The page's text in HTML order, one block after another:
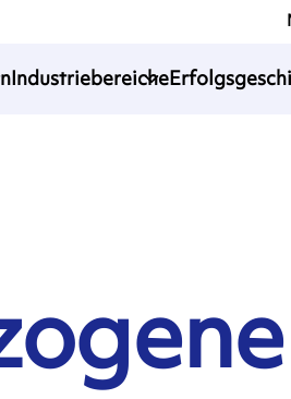
Industriebereiche